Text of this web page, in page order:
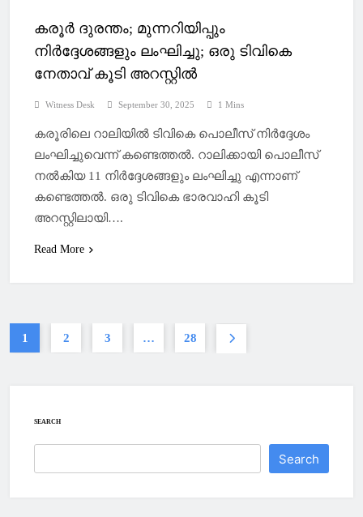
കരൂർ ദുരന്തം; മുന്നറിയിപ്പും
നിർദ്ദേശങ്ങളും ലംഘിച്ചു; ഒരു ടിവികെ
നേതാവ് കൂടി അറസ്റ്റിൽ
Witness Desk September 30, 2025 1 Mins
കരൂരിലെ റാലിയിൽ ടിവികെ പൊലീസ് നിർദ്ദേശം
ലംഘിച്ചുവെന്ന് കണ്ടെത്തൽ. റാലിക്കായി പൊലീസ്
നൽകിയ 11 നിർദ്ദേശങ്ങളും ലംഘിച്ചു എന്നാണ്
കണ്ടെത്തൽ. ഒരു ടിവികെ ഭാരവാഹി കൂടി
അറസ്റ്റിലായി….
Read More
1 2 3 … 28
SEARCH
Search